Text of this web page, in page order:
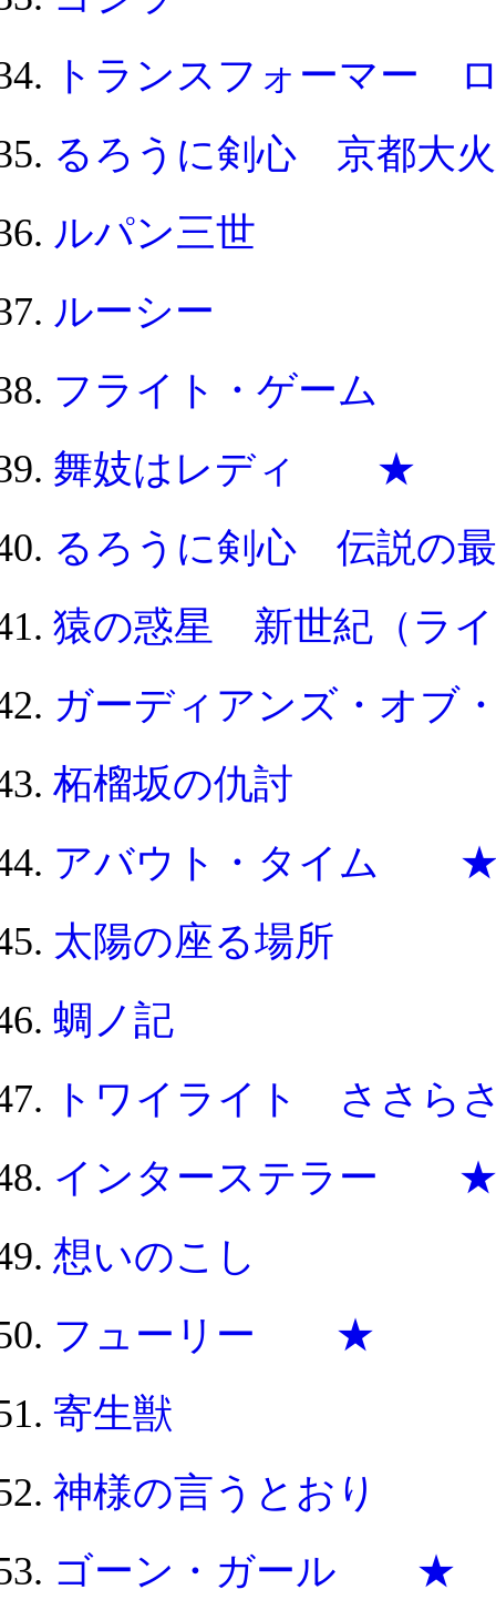
トランスフォーマー
るろうに剣心 京都
ルパン三世
ルーシー
フライト・ゲーム
舞妓はレディ ★
るろうに剣心 伝説
猿の惑星 新世紀（ラ
ガーディアンズ・オブ
柘榴坂の仇討
アバウト・タイム
太陽の座る場所
蜩ノ記
トワイライト ささら
インターステラー
想いのこし
フューリー ★
寄生獣
神様の言うとおり
ゴーン・ガール ★